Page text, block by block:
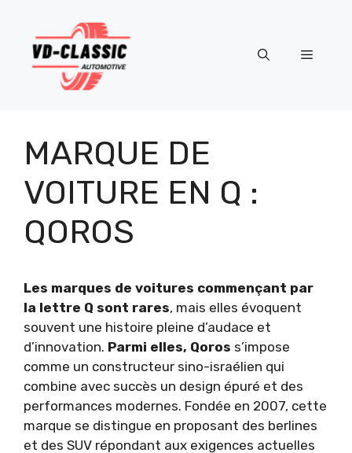
contenu
Menu
MARQUE DE
VOITURE EN Q :
QOROS
Les marques de voitures commençant par
la lettre Q sont rares, mais elles évoquent
souvent une histoire pleine d’audace et
d’innovation. Parmi elles, Qoros s’impose
comme un constructeur sino-israélien qui
combine avec succès un design épuré et des
performances modernes. Fondée en 2007, cette
marque se distingue en proposant des berlines
et des SUV répondant aux exigences actuelles